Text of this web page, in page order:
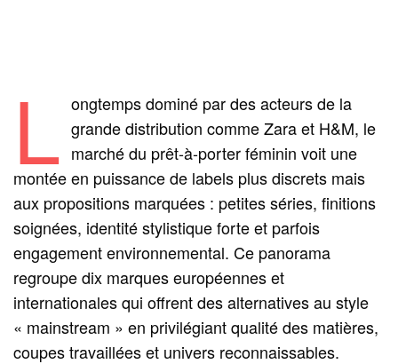
L ongtemps dominé par des acteurs de la
grande distribution comme Zara et H&M, le
marché du prêt-à-porter féminin voit une
montée en puissance de labels plus discrets mais
aux propositions marquées : petites séries, finitions
soignées, identité stylistique forte et parfois
engagement environnemental. Ce panorama
regroupe dix marques européennes et
internationales qui offrent des alternatives au style
« mainstream » en privilégiant qualité des matières,
coupes travaillées et univers reconnaissables.